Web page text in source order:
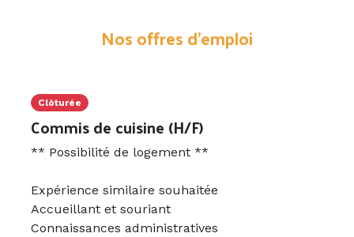
Nos offres d'emploi
Clôturée
Commis de cuisine (H/F)
** Possibilité de logement **
Expérience similaire souhaitée
Accueillant et souriant
Connaissances administratives